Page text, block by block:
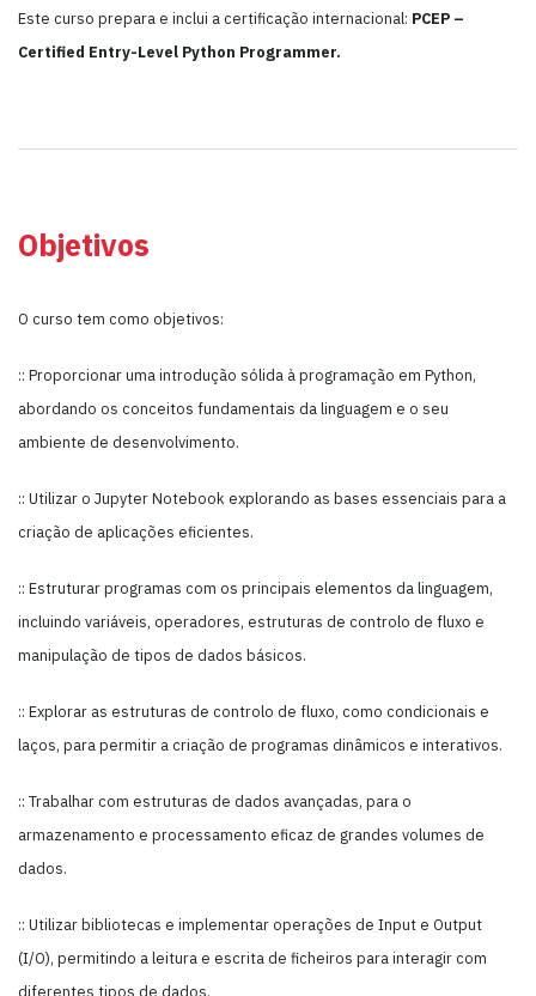
Este curso prepara e inclui a certificação internacional: PCEP –
Certified Entry-Level Python Programmer.
Objetivos
O curso tem como objetivos:
:: Proporcionar uma introdução sólida à programação em Python,
abordando os conceitos fundamentais da linguagem e o seu
ambiente de desenvolvimento.
:: Utilizar o Jupyter Notebook explorando as bases essenciais para a
criação de aplicações eficientes.
:: Estruturar programas com os principais elementos da linguagem,
incluindo variáveis, operadores, estruturas de controlo de fluxo e
manipulação de tipos de dados básicos.
:: Explorar as estruturas de controlo de fluxo, como condicionais e
laços, para permitir a criação de programas dinâmicos e interativos.
:: Trabalhar com estruturas de dados avançadas, para o
armazenamento e processamento eficaz de grandes volumes de
dados.
:: Utilizar bibliotecas e implementar operações de Input e Output
(I/O), permitindo a leitura e escrita de ficheiros para interagir com
diferentes tipos de dados.